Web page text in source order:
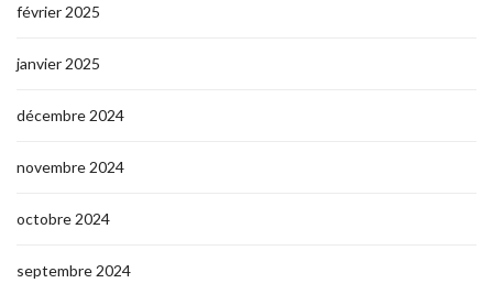
février 2025
janvier 2025
décembre 2024
novembre 2024
octobre 2024
septembre 2024